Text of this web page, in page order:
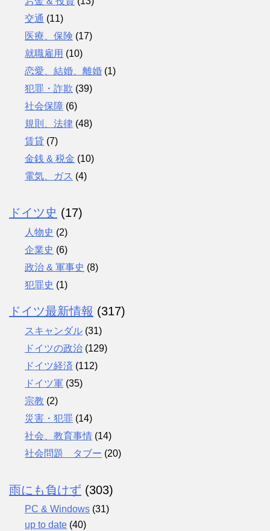
交通 (11)
医療、保険 (17)
就職雇用 (10)
恋愛、結婚、離婚 (1)
犯罪・詐欺 (39)
社会保障 (6)
規則、法律 (48)
賃貸 (7)
金銭 & 税金 (10)
電気、ガス (4)
ドイツ史 (17)
人物史 (2)
企業史 (6)
政治 & 軍事史 (8)
犯罪史 (1)
ドイツ最新情報 (317)
スキャンダル (31)
ドイツの政治 (129)
ドイツ経済 (112)
ドイツ軍 (35)
宗教 (2)
災害・犯罪 (14)
社会、教育事情 (14)
社会問題 タブー (20)
雨にも負けず (303)
PC & Windows (31)
up to date (40)